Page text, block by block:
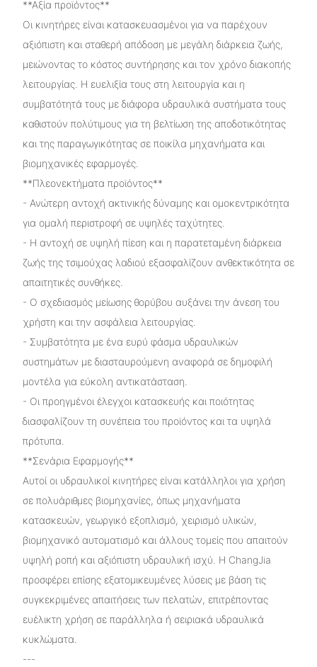
**Αξία προϊόντος**
Οι κινητήρες είναι κατασκευασμένοι για να παρέχουν
αξιόπιστη και σταθερή απόδοση με μεγάλη διάρκεια ζωής,
μειώνοντας το κόστος συντήρησης και τον χρόνο διακοπής
λειτουργίας. Η ευελιξία τους στη λειτουργία και η
συμβατότητά τους με διάφορα υδραυλικά συστήματα τους
καθιστούν πολύτιμους για τη βελτίωση της αποδοτικότητας
και της παραγωγικότητας σε ποικίλα μηχανήματα και
βιομηχανικές εφαρμογές.
**Πλεονεκτήματα προϊόντος**
- Ανώτερη αντοχή ακτινικής δύναμης και ομοκεντρικότητα
για ομαλή περιστροφή σε υψηλές ταχύτητες.
- Η αντοχή σε υψηλή πίεση και η παρατεταμένη διάρκεια
ζωής της τσιμούχας λαδιού εξασφαλίζουν ανθεκτικότητα σε
απαιτητικές συνθήκες.
- Ο σχεδιασμός μείωσης θορύβου αυξάνει την άνεση του
χρήστη και την ασφάλεια λειτουργίας.
- Συμβατότητα με ένα ευρύ φάσμα υδραυλικών
συστημάτων με διασταυρούμενη αναφορά σε δημοφιλή
μοντέλα για εύκολη αντικατάσταση.
- Οι προηγμένοι έλεγχοι κατασκευής και ποιότητας
διασφαλίζουν τη συνέπεια του προϊόντος και τα υψηλά
πρότυπα.
**Σενάρια Εφαρμογής**
Αυτοί οι υδραυλικοί κινητήρες είναι κατάλληλοι για χρήση
σε πολυάριθμες βιομηχανίες, όπως μηχανήματα
κατασκευών, γεωργικό εξοπλισμό, χειρισμό υλικών,
βιομηχανικό αυτοματισμό και άλλους τομείς που απαιτούν
υψηλή ροπή και αξιόπιστη υδραυλική ισχύ. Η ChangJia
προσφέρει επίσης εξατομικευμένες λύσεις με βάση τις
συγκεκριμένες απαιτήσεις των πελατών, επιτρέποντας
ευέλικτη χρήση σε παράλληλα ή σειριακά υδραυλικά
κυκλώματα.
---